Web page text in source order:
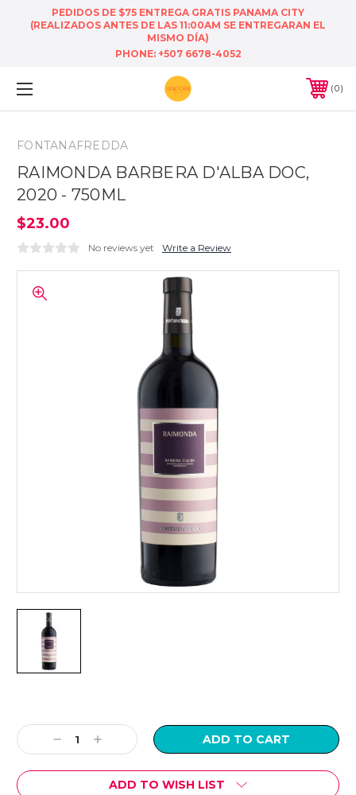
PEDIDOS DE $75 ENTREGA GRATIS PANAMA CITY
(REALIZADOS ANTES DE LAS 11:00AM SE ENTREGARAN EL
MISMO DÍA)
PHONE: +507 6678-4052
0
FONTANAFREDDA
RAIMONDA BARBERA D'ALBA DOC,
2020 - 750ML
$23.00
No reviews yet Write a Review
Stock:
Decrease
Quantity:
Increase
Quantity:
ADD TO WISH LIST